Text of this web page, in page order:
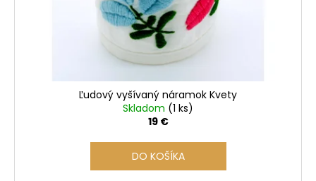
Ľudový vyšívaný náramok Kvety
Skladom (1 ks)
19 €
DO KOŠÍKA